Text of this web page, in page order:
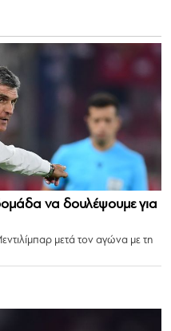
να δουλέψουμε για
μετά τον αγώνα με τη